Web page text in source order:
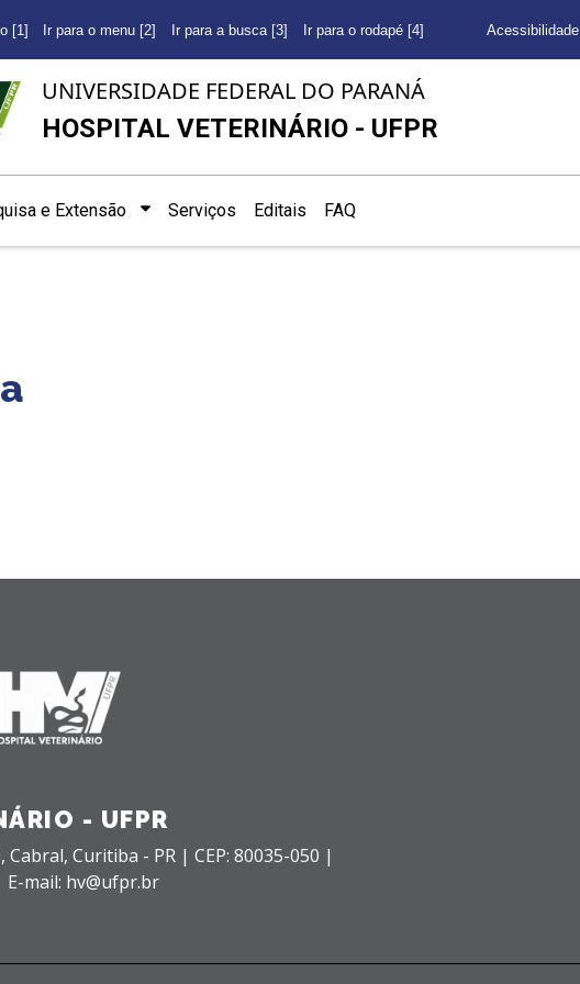
[1] Ir para o menu [2] Ir para a busca [3] Ir para o rodapé [4] Acessibilidade
UNIVERSIDADE FEDERAL DO PARANÁ
HOSPITAL VETERINÁRIO - UFPR
e Extensão Serviços Editais FAQ
- UFPR
Cabral, Curitiba - PR | CEP: 80035-050 |
mail: hv@ufpr.br